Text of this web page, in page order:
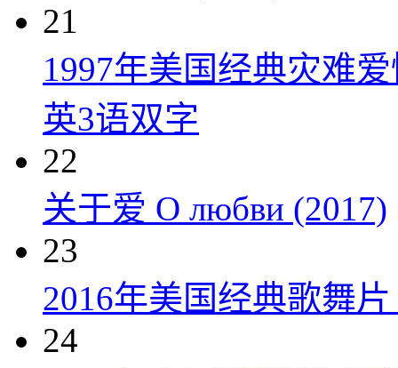
21
1997年美国经典灾难
英3语双字
22
关于爱 О любви (2017)
23
2016年美国经典歌舞
24